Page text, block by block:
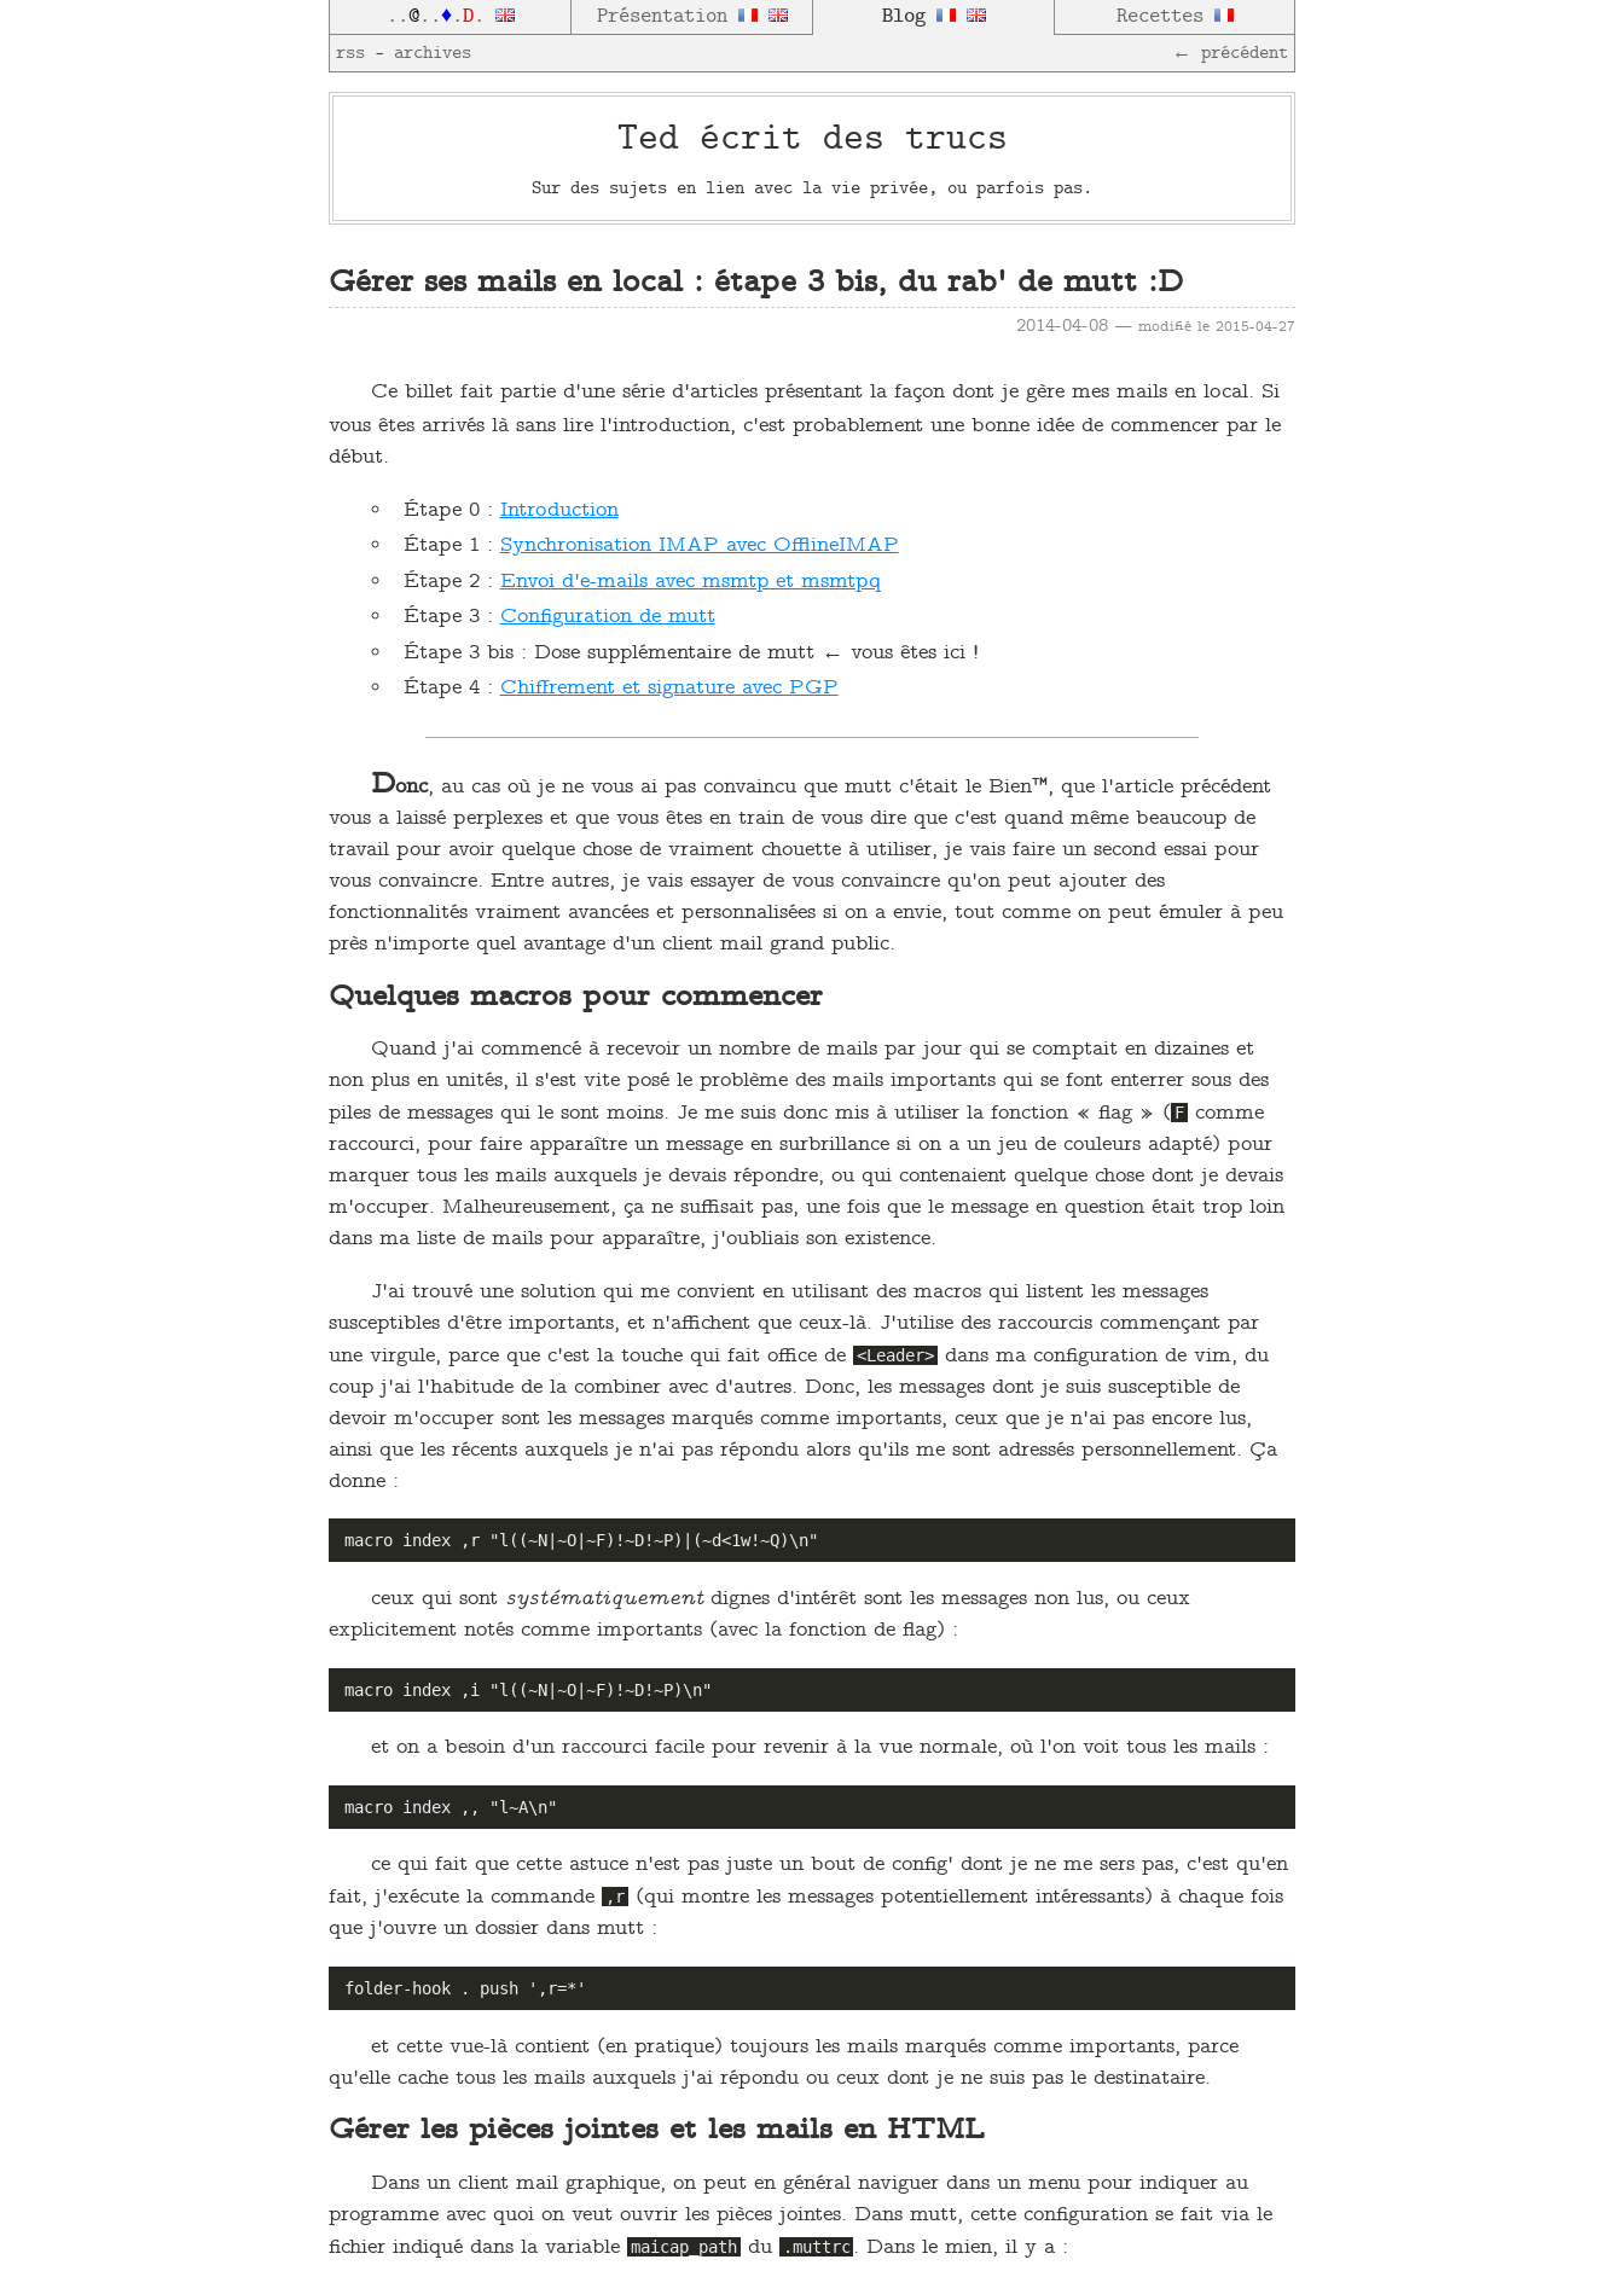
..@..♦.D. Présentation Blog Recettes
rss — archives ← précédent
Ted écrit des trucs
Sur des sujets en lien avec la vie privée, ou parfois pas.
Gérer ses mails en local : étape 3 bis, du rab' de mutt :D
2014-04-08 — modifié le 2015-04-27
Ce billet fait partie d'une série d'articles présentant la façon dont je gère mes mails en local. Si
vous êtes arrivés là sans lire l'introduction, c'est probablement une bonne idée de commencer par le
début.
Étape 0 :Introduction
Étape 1 :Synchronisation IMAP avec OfflineIMAP
Étape 2 :Envoi d'e-mails avec msmtp et msmtpq
Étape 3 :Configuration de mutt
Étape 3 bis : Dose supplémentaire de mutt ← vous êtes ici !
Étape 4 :Chiffrement et signature avec PGP
Donc, au cas où je ne vous ai pas convaincu que mutt c'était le Bien™, que l'article précédent
vous a laissé perplexes et que vous êtes en train de vous dire que c'est quand même beaucoup de
travail pour avoir quelque chose de vraiment chouette à utiliser, je vais faire un second essai pour
vous convaincre. Entre autres, je vais essayer de vous convaincre qu'on peut ajouter des
fonctionnalités vraiment avancées et personnalisées si on a envie, tout comme on peut émuler à peu
près n'importe quel avantage d'un client mail grand public.
Quelques macros pour commencer
Quand j'ai commencé à recevoir un nombre de mails par jour qui se comptait en dizaines et
non plus en unités, il s'est vite posé le problème des mails importants qui se font enterrer sous des
piles de messages qui le sont moins. Je me suis donc mis à utiliser la fonction « flag » ( F comme
raccourci, pour faire apparaître un message en surbrillance si on a un jeu de couleurs adapté) pour
marquer tous les mails auxquels je devais répondre, ou qui contenaient quelque chose dont je devais
m'occuper. Malheureusement, ça ne suffisait pas, une fois que le message en question était trop loin
dans ma liste de mails pour apparaître, j'oubliais son existence.
J'ai trouvé une solution qui me convient en utilisant des macros qui listent les messages
susceptibles d'être importants, et n'affichent que ceux-là. J'utilise des raccourcis commençant par
une virgule, parce que c'est la touche qui fait office de <Leader> dans ma configuration de vim, du
coup j'ai l'habitude de la combiner avec d'autres. Donc, les messages dont je suis susceptible de
devoir m'occuper sont les messages marqués comme importants, ceux que je n'ai pas encore lus,
ainsi que les récents auxquels je n'ai pas répondu alors qu'ils me sont adressés personnellement. Ça
donne :
ceux qui sont systématiquementdignes d'intérêt sont les messages non lus, ou ceux
explicitement notés comme importants (avec la fonction de flag) :
et on a besoin d'un raccourci facile pour revenir à la vue normale, où l'on voit tous les mails :
ce qui fait que cette astuce n'est pas juste un bout de config' dont je ne me sers pas, c'est qu'en
fait, j'exécute la commande
,r
(qui montre les messages potentiellement intéressants) à chaque fois
que j'ouvre un dossier dans mutt :
et cette vue-là contient (en pratique) toujours les mails marqués comme importants, parce
qu'elle cache tous les mails auxquels j'ai répondu ou ceux dont je ne suis pas le destinataire.
Gérer les pièces jointes et les mails en HTML
Dans un client mail graphique, on peut en général naviguer dans un menu pour indiquer au
programme avec quoi on veut ouvrir les pièces jointes. Dans mutt, cette configuration se fait via le
fichier indiqué dans la variable maicap_path du .muttrc . Dans le mien, il y a :